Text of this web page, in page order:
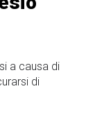
a causa di
di